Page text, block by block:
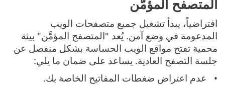
المتصفح المؤمَّن
افتراضياً، يبدأ تشغيل جميع متصفحات الويب
المدعومة في وضع آمن. يُعد "المتصفح المؤمَّن" بيئة
محمية تفتح مواقع الويب الحساسة بشكل منفصل عن
جلسة التصفح العادية. يساعد على ضمان ما يلي:
عدم اعتراض ضغطات المفاتيح الخاصة بك.